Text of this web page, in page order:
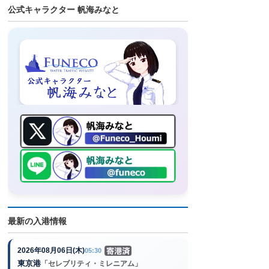
公式キャラクター 帆海みなと
最新の入港情報
2026年08月06日(木)05:30
東京港 「セレブリティ・ミレニアム」